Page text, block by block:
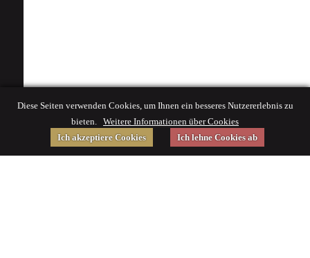
Diese Seiten verwenden Cookies, um Ihnen ein besseres Nutzererlebnis zu
bieten. Weitere Informationen über Cookies
Ich akzeptiere Cookies
Ich lehne Cookies ab